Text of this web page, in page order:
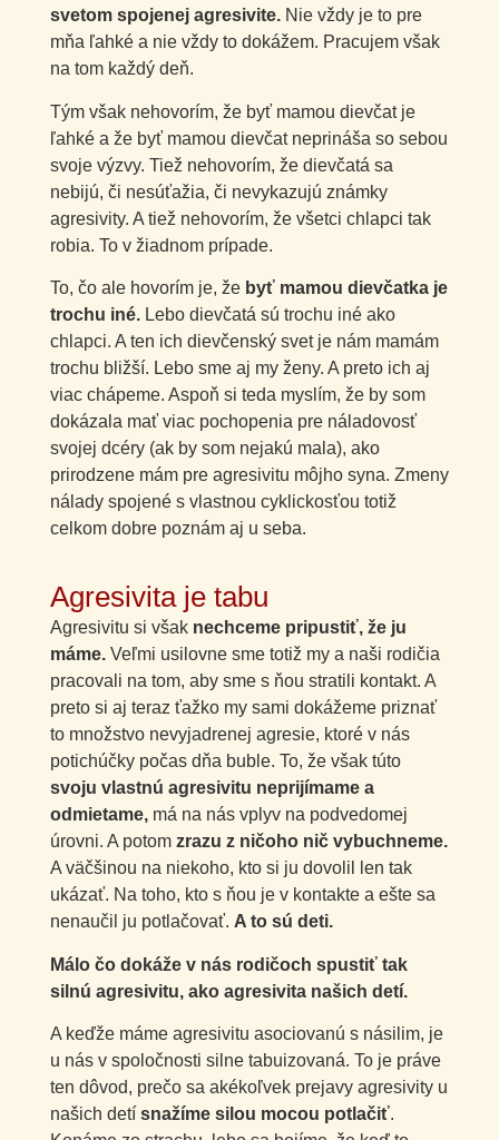
svetom spojenej agresivite. Nie vždy je to pre
mňa ľahké a nie vždy to dokážem. Pracujem však
na tom každý deň.
Tým však nehovorím, že byť mamou dievčat je
ľahké a že byť mamou dievčat neprináša so sebou
svoje výzvy. Tiež nehovorím, že dievčatá sa
nebijú, či nesúťažia, či nevykazujú známky
agresivity. A tiež nehovorím, že všetci chlapci tak
robia. To v žiadnom prípade.
To, čo ale hovorím je, že byť mamou dievčatka je
trochu iné. Lebo dievčatá sú trochu iné ako
chlapci. A ten ich dievčenský svet je nám mamám
trochu bližší. Lebo sme aj my ženy. A preto ich aj
viac chápeme. Aspoň si teda myslím, že by som
dokázala mať viac pochopenia pre náladovosť
svojej dcéry (ak by som nejakú mala), ako
prirodzene mám pre agresivitu môjho syna. Zmeny
nálady spojené s vlastnou cyklickosťou totiž
celkom dobre poznám aj u seba.
Agresivita je tabu
Agresivitu si však nechceme pripustiť, že ju
máme. Veľmi usilovne sme totiž my a naši rodičia
pracovali na tom, aby sme s ňou stratili kontakt. A
preto si aj teraz ťažko my sami dokážeme priznať
to množstvo nevyjadrenej agresie, ktoré v nás
potichúčky počas dňa buble. To, že však túto
svoju vlastnú agresivitu neprijímame a
odmietame, má na nás vplyv na podvedomej
úrovni. A potom zrazu z ničoho nič vybuchneme.
A väčšinou na niekoho, kto si ju dovolil len tak
ukázať. Na toho, kto s ňou je v kontakte a ešte sa
nenaučil ju potlačovať. A to sú deti.
Málo čo dokáže v nás rodičoch spustiť tak
silnú agresivitu, ako agresivita našich detí.
A keďže máme agresivitu asociovanú s násilim, je
u nás v spoločnosti silne tabuizovaná. To je práve
ten dôvod, prečo sa akékoľvek prejavy agresivity u
našich detí snažíme silou mocou potlačiť.